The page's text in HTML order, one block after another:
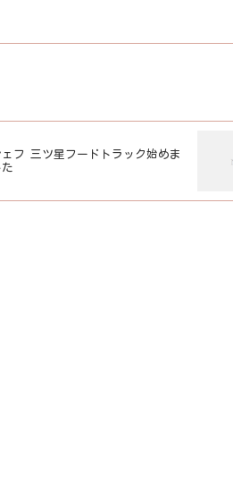
ェフ 三ツ星フードトラック始めま
た